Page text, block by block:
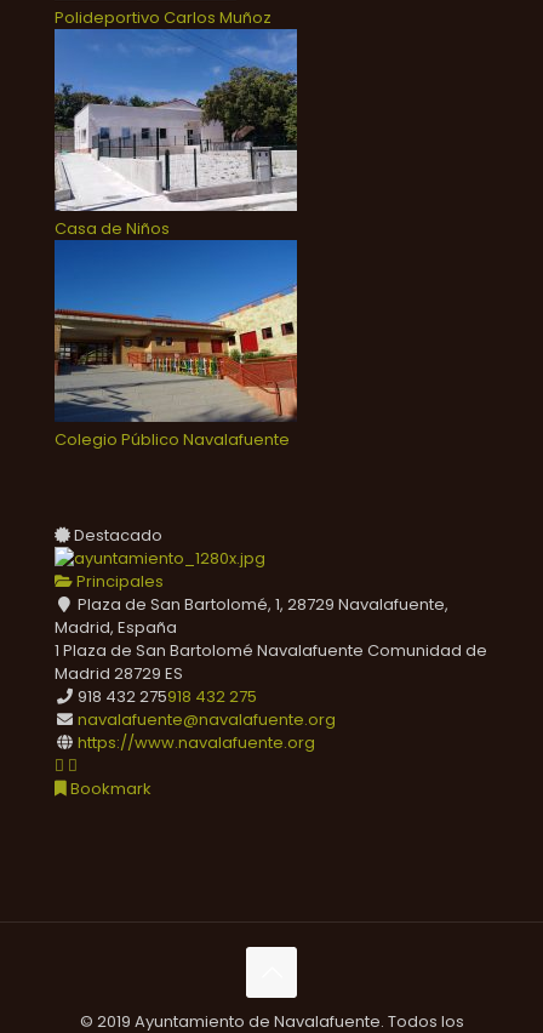
Polideportivo Carlos Muñoz
Casa de Niños
Colegio Público Navalafuente
Destacado
Principales
Plaza de San Bartolomé, 1, 28729 Navalafuente,
Madrid, España
1 Plaza de San Bartolomé Navalafuente Comunidad de
Madrid 28729 ES
918 432 275918 432 275
navalafuente@navalafuente.org
https://www.navalafuente.org
Bookmark
© 2019 Ayuntamiento de Navalafuente. Todos los